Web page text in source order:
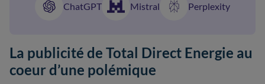
ChatGPT Mistral Perplexity
La publicité de Total Direct Energie au
coeur d’une polémique